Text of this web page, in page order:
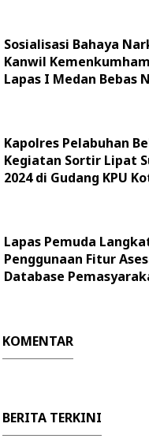
Sosialisasi Bahaya
Kanwil
Lapas I Medan Bebas
Kapolres Pelabuhan
Kegiatan Sortir Lipat
2024 di Gudang KPU
Lapas Pemuda
Penggunaan Fitur
Database
KOMENTAR
BERITA TERKINI